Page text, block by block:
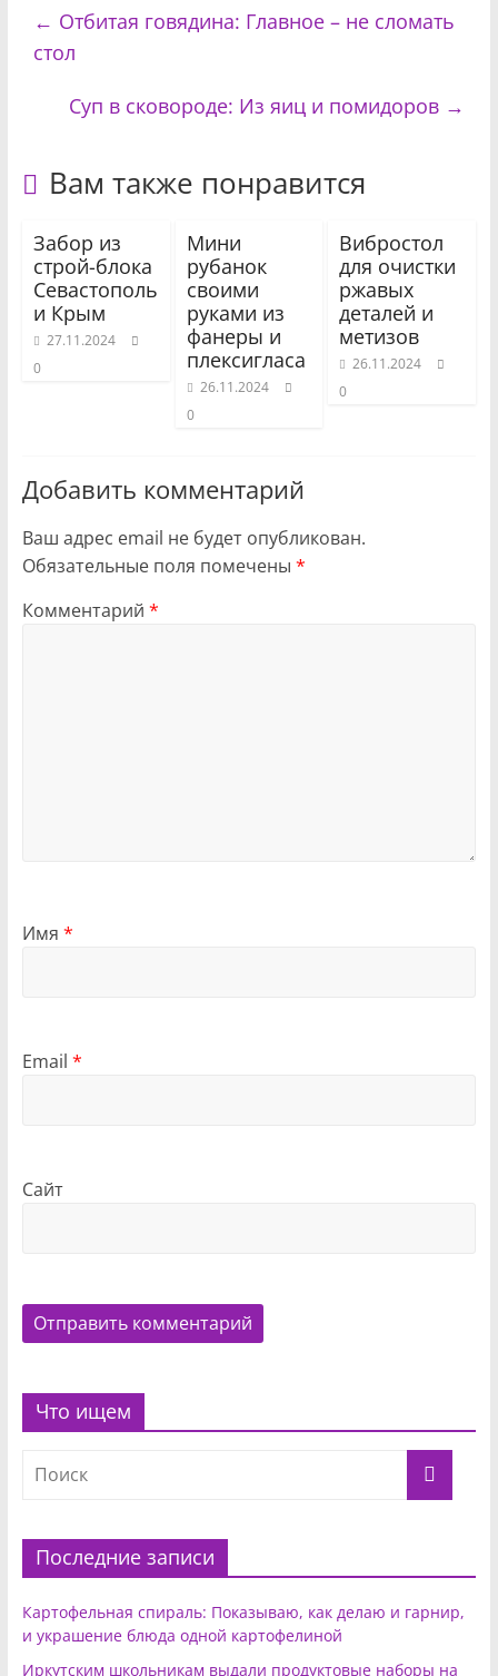
← Отбитая говядина: Главное – не сломать
стол
Суп в сковороде: Из яиц и помидоров →
Вам также понравится
Забор из
строй-блока
Севастополь
и Крым
27.11.2024
0
Мини
рубанок
своими
руками из
фанеры и
плексигласа
26.11.2024
0
Вибростол
для очистки
ржавых
деталей и
метизов
26.11.2024
0
Добавить комментарий
Ваш адрес email не будет опубликован.
Обязательные поля помечены *
Комментарий *
Имя *
Email *
Сайт
Что ищем
Последние записи
Картофельная спираль: Показываю, как делаю и гарнир,
и украшение блюда одной картофелиной
Иркутским школьникам выдали продуктовые наборы на